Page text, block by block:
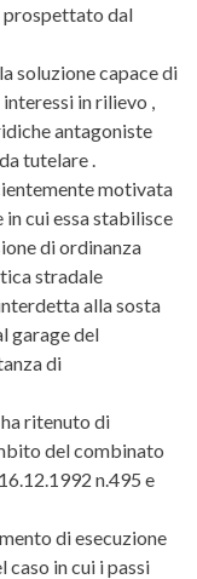
prospettato dal
soluzione capace di
in rilievo ,
antagoniste
tutelare .
motivata
cui essa stabilisce
di ordinanza
stradale
alla sosta
garage del
di
ritenuto di
del combinato
n.495 e
di esecuzione
caso in cui i passi